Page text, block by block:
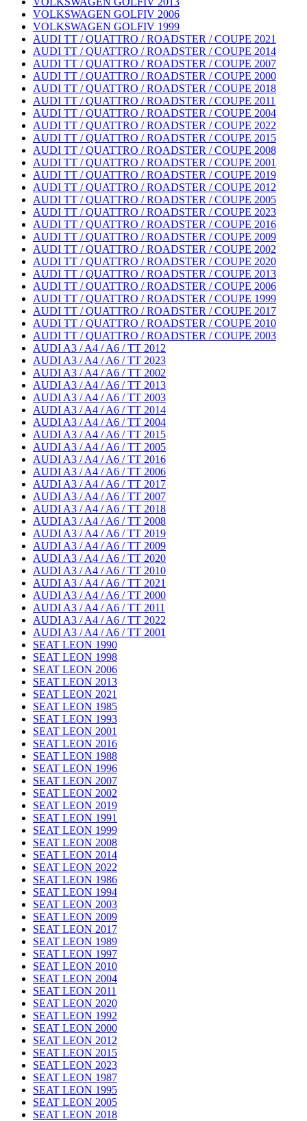
VOLKSWAGEN GOLFIV 2006
VOLKSWAGEN GOLFIV 1999
AUDI TT / QUATTRO / ROADSTER / COUPE 2021
AUDI TT / QUATTRO / ROADSTER / COUPE 2014
AUDI TT / QUATTRO / ROADSTER / COUPE 2007
AUDI TT / QUATTRO / ROADSTER / COUPE 2000
AUDI TT / QUATTRO / ROADSTER / COUPE 2018
AUDI TT / QUATTRO / ROADSTER / COUPE 2011
AUDI TT / QUATTRO / ROADSTER / COUPE 2004
AUDI TT / QUATTRO / ROADSTER / COUPE 2022
AUDI TT / QUATTRO / ROADSTER / COUPE 2015
AUDI TT / QUATTRO / ROADSTER / COUPE 2008
AUDI TT / QUATTRO / ROADSTER / COUPE 2001
AUDI TT / QUATTRO / ROADSTER / COUPE 2019
AUDI TT / QUATTRO / ROADSTER / COUPE 2012
AUDI TT / QUATTRO / ROADSTER / COUPE 2005
AUDI TT / QUATTRO / ROADSTER / COUPE 2023
AUDI TT / QUATTRO / ROADSTER / COUPE 2016
AUDI TT / QUATTRO / ROADSTER / COUPE 2009
AUDI TT / QUATTRO / ROADSTER / COUPE 2002
AUDI TT / QUATTRO / ROADSTER / COUPE 2020
AUDI TT / QUATTRO / ROADSTER / COUPE 2013
AUDI TT / QUATTRO / ROADSTER / COUPE 2006
AUDI TT / QUATTRO / ROADSTER / COUPE 1999
AUDI TT / QUATTRO / ROADSTER / COUPE 2017
AUDI TT / QUATTRO / ROADSTER / COUPE 2010
AUDI TT / QUATTRO / ROADSTER / COUPE 2003
AUDI A3 / A4 / A6 / TT 2012
AUDI A3 / A4 / A6 / TT 2023
AUDI A3 / A4 / A6 / TT 2002
AUDI A3 / A4 / A6 / TT 2013
AUDI A3 / A4 / A6 / TT 2003
AUDI A3 / A4 / A6 / TT 2014
AUDI A3 / A4 / A6 / TT 2004
AUDI A3 / A4 / A6 / TT 2015
AUDI A3 / A4 / A6 / TT 2005
AUDI A3 / A4 / A6 / TT 2016
AUDI A3 / A4 / A6 / TT 2006
AUDI A3 / A4 / A6 / TT 2017
AUDI A3 / A4 / A6 / TT 2007
AUDI A3 / A4 / A6 / TT 2018
AUDI A3 / A4 / A6 / TT 2008
AUDI A3 / A4 / A6 / TT 2019
AUDI A3 / A4 / A6 / TT 2009
AUDI A3 / A4 / A6 / TT 2020
AUDI A3 / A4 / A6 / TT 2010
AUDI A3 / A4 / A6 / TT 2021
AUDI A3 / A4 / A6 / TT 2000
AUDI A3 / A4 / A6 / TT 2011
AUDI A3 / A4 / A6 / TT 2022
AUDI A3 / A4 / A6 / TT 2001
SEAT LEON 1990
SEAT LEON 1998
SEAT LEON 2006
SEAT LEON 2013
SEAT LEON 2021
SEAT LEON 1985
SEAT LEON 1993
SEAT LEON 2001
SEAT LEON 2016
SEAT LEON 1988
SEAT LEON 1996
SEAT LEON 2007
SEAT LEON 2002
SEAT LEON 2019
SEAT LEON 1991
SEAT LEON 1999
SEAT LEON 2008
SEAT LEON 2014
SEAT LEON 2022
SEAT LEON 1986
SEAT LEON 1994
SEAT LEON 2003
SEAT LEON 2009
SEAT LEON 2017
SEAT LEON 1989
SEAT LEON 1997
SEAT LEON 2010
SEAT LEON 2004
SEAT LEON 2011
SEAT LEON 2020
SEAT LEON 1992
SEAT LEON 2000
SEAT LEON 2012
SEAT LEON 2015
SEAT LEON 2023
SEAT LEON 1987
SEAT LEON 1995
SEAT LEON 2005
SEAT LEON 2018